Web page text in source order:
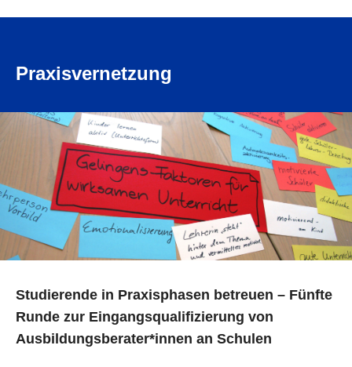
Praxisvernetzung
Studierende in Praxisphasen betreuen – Fünfte
Runde zur Eingangsqualifizierung von
Ausbildungsberater*innen an Schulen